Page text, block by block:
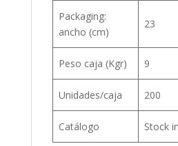
Packaging:
ancho (cm)
23
Peso caja (Kgr) 9
Unidades/caja 200
Catálogo Stock